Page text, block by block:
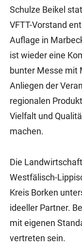
Schulze Beikel
VFTT-Vorstand
Auflage in
ist wieder eine
bunter Messe mit
Anliegen der
regionalen
Vielfalt und
machen.
Die
Westfälisch-
Kreis Borken
ideeller Partner.
mit eigenen
vertreten sein.